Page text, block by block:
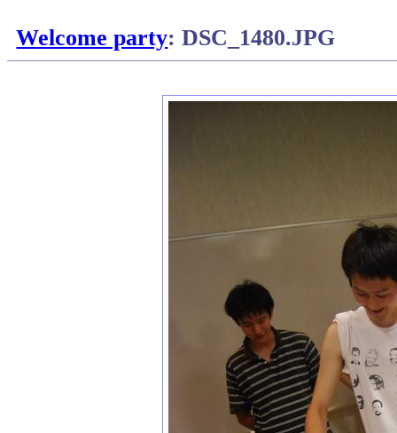
Welcome party: DSC_1480.JPG